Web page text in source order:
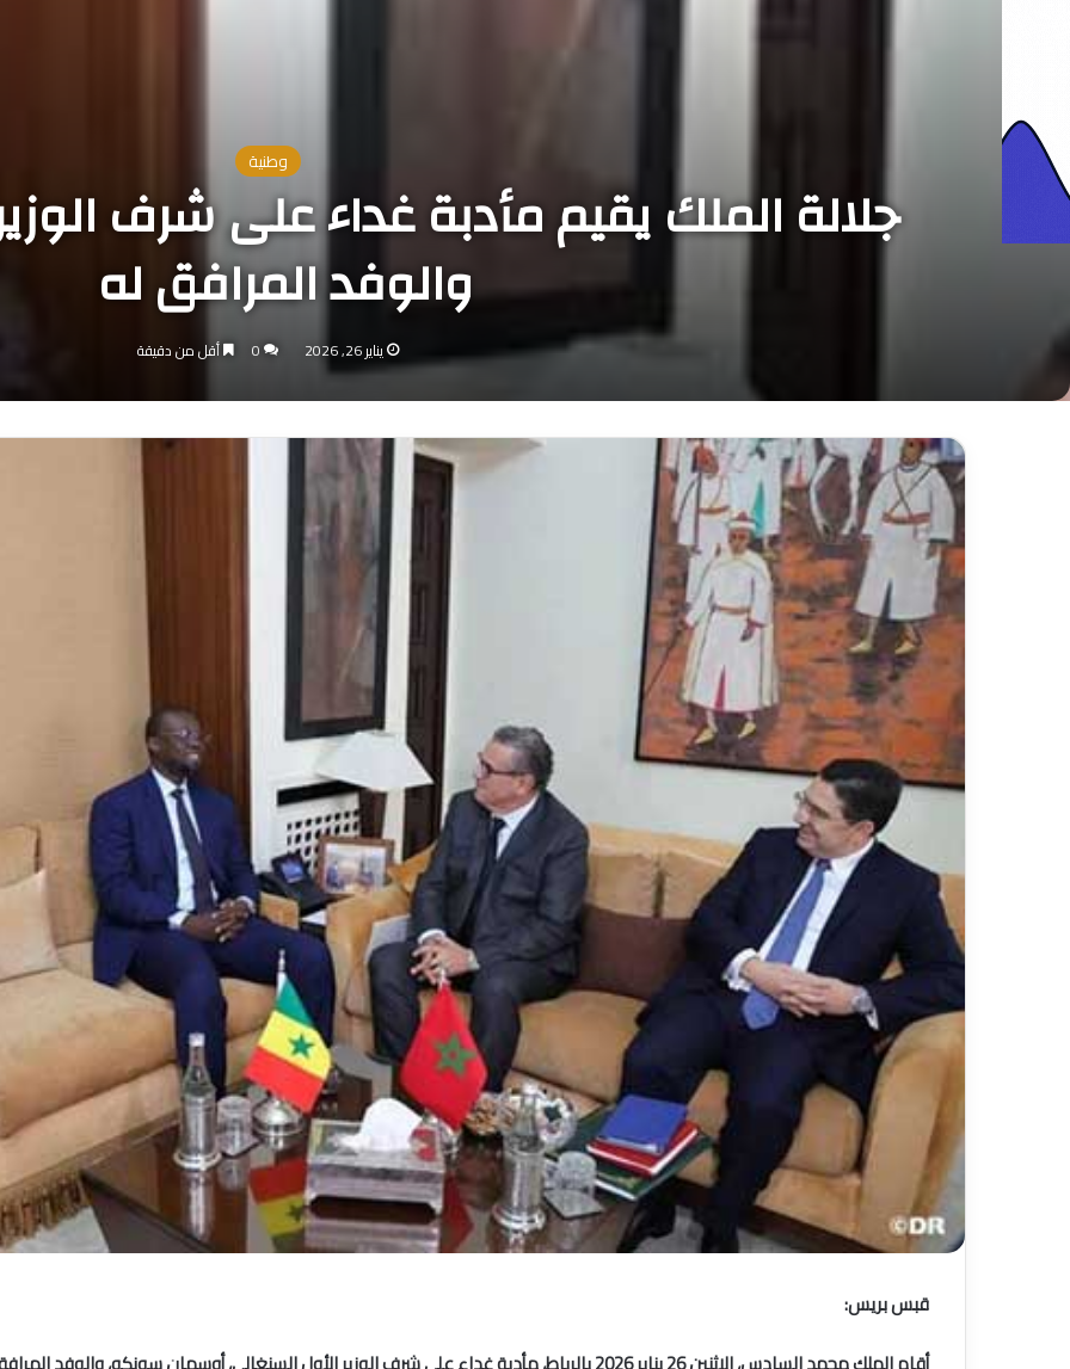
وطنية
جلالة الملك يقيم مأدبة غداء على شرف
والوفد المرافق له
يناير 26, 2026 0 أقل من دقيقة
قبس بريس: